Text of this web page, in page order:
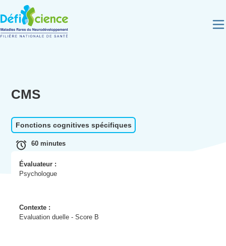
CMS
Fonctions cognitives spécifiques
60 minutes
Évaluateur :
Psychologue
Contexte :
Evaluation duelle - Score B
Panneau de gestion des cookies